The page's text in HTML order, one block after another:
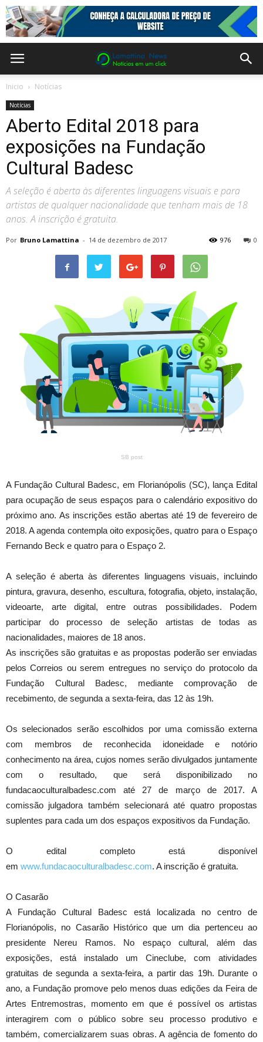
Inicio Notícias
Notícias
Aberto Edital 2018 para
exposições na Fundação
Cultural Badesc
A seleção é aberta às diferentes linguagens visuais e para
artistas de qualquer nacionalidade que tenham mais de 18
anos. A inscrição é gratuita.
Por Bruno Lamattina - 14 de dezembro de 2017 0
976
SB post
A Fundação Cultural Badesc, em Florianópolis (SC), lança Edital
para ocupação de seus espaços para o calendário expositivo do
próximo ano. As inscrições estão abertas até 19 de fevereiro de
2018. A agenda contempla oito exposições, quatro para o Espaço
Fernando Beck e quatro para o Espaço 2.
A seleção é aberta às diferentes linguagens visuais, incluindo
pintura, gravura, desenho, escultura, fotografia, objeto, instalação,
videoarte, arte digital, entre outras possibilidades. Podem
participar do processo de seleção artistas de todas as
nacionalidades, maiores de 18 anos.
As inscrições são gratuitas e as propostas poderão ser enviadas
pelos Correios ou serem entregues no serviço do protocolo da
Fundação Cultural Badesc, mediante comprovação de
recebimento, de segunda a sexta-feira, das 12 às 19h.
Os selecionados serão escolhidos por uma comissão externa
com membros de reconhecida idoneidade e notório
conhecimento na área, cujos nomes serão divulgados juntamente
com o resultado, que será disponibilizado no
fundacaoculturalbadesc.com até 27 de março de 2017. A
comissão julgadora também selecionará até quatro propostas
suplentes para cada um dos espaços expositivos da Fundação.
O edital completo está disponível
em www.fundacaoculturalbadesc.com. A inscrição é gratuita.
O Casarão
A Fundação Cultural Badesc está localizada no centro de
Florianópolis, no Casarão Histórico que um dia pertenceu ao
presidente Nereu Ramos. No espaço cultural, além das
exposições, está instalado um Cineclube, com atividades
gratuitas de segunda a sexta-feira, a partir das 19h. Durante o
ano, a Fundação promove pelo menos duas edições da Feira de
Artes Entremostras, momento em que é possível os artistas
interagirem com o público sobre seu processo produtivo e
também, comercializarem suas obras. A agência de fomento do